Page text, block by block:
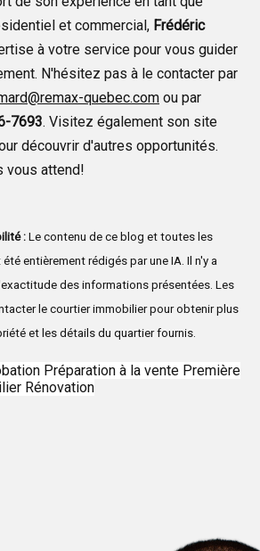
et commercial, Frédéric
à votre service pour vous guider
N'hésitez pas à le contacter par
quebec.com ou par
7693. Visitez également son site
découvrir d'autres opportunités.
vous attend!
: Le contenu de ce blog et toutes les
entièrement rédigés par une IA. Il n'y a
des informations présentées. Les
le courtier immobilier pour obtenir plus
et les détails du quartier fournis.
Préparation à la vente Première
Rénovation